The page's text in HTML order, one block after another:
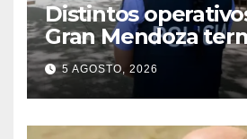
Distintos
Gran Mendoza
con cuatro
detenidos
5 AGOSTO, 2026